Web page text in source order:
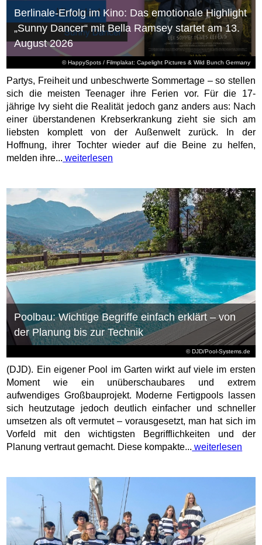
© HappySpots / Filmplakat: Capelight Pictures & Wild Bunch Germany
Berlinale-Erfolg im Kino: Das emotionale Highlight
„Sunny Dancer“ mit Bella Ramsey startet am 13.
August 2026
Partys, Freiheit und unbeschwerte Sommertage – so stellen
sich die meisten Teenager ihre Ferien vor. Für die 17-
jährige Ivy sieht die Realität jedoch ganz anders aus: Nach
einer überstandenen Krebserkrankung zieht sie sich am
liebsten komplett von der Außenwelt zurück. In der
Hoffnung, ihrer Tochter wieder auf die Beine zu helfen,
melden ihre... weiterlesen
© DJD/Pool-Systems.de
Poolbau: Wichtige Begriffe einfach erklärt – von
der Planung bis zur Technik
(DJD). Ein eigener Pool im Garten wirkt auf viele im ersten
Moment wie ein unüberschaubares und extrem
aufwendiges Großbauprojekt. Moderne Fertigpools lassen
sich heutzutage jedoch deutlich einfacher und schneller
umsetzen als oft vermutet – vorausgesetzt, man hat sich im
Vorfeld mit den wichtigsten Begrifflichkeiten und der
Planung vertraut gemacht. Diese kompakte... weiterlesen